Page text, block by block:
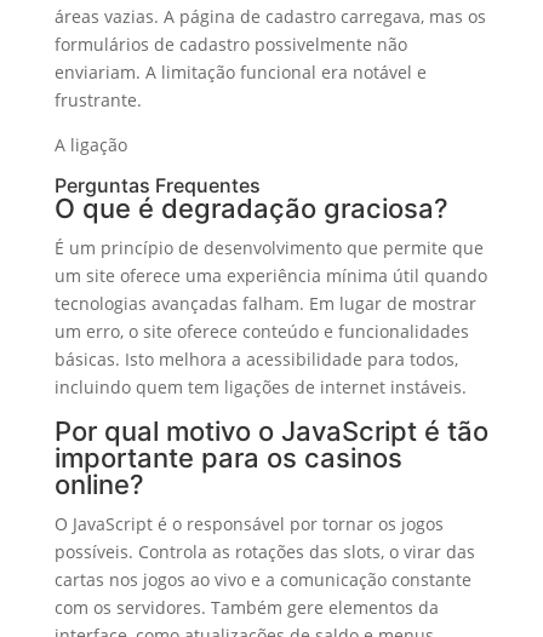
áreas vazias. A página de cadastro carregava, mas os
formulários de cadastro possivelmente não
enviariam. A limitação funcional era notável e
frustrante.
A ligação
Perguntas Frequentes
O que é degradação graciosa?
É um princípio de desenvolvimento que permite que
um site oferece uma experiência mínima útil quando
tecnologias avançadas falham. Em lugar de mostrar
um erro, o site oferece conteúdo e funcionalidades
básicas. Isto melhora a acessibilidade para todos,
incluindo quem tem ligações de internet instáveis.
Por qual motivo o JavaScript é tão
importante para os casinos
online?
O JavaScript é o responsável por tornar os jogos
possíveis. Controla as rotações das slots, o virar das
cartas nos jogos ao vivo e a comunicação constante
com os servidores. Também gere elementos da